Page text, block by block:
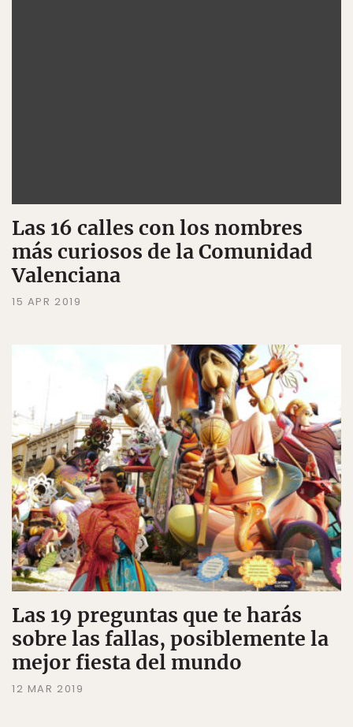
Las 16 calles con los nombres
más curiosos de la Comunidad
Valenciana
15 APR 2019
Las 19 preguntas que te harás
sobre las fallas, posiblemente la
mejor fiesta del mundo
12 MAR 2019